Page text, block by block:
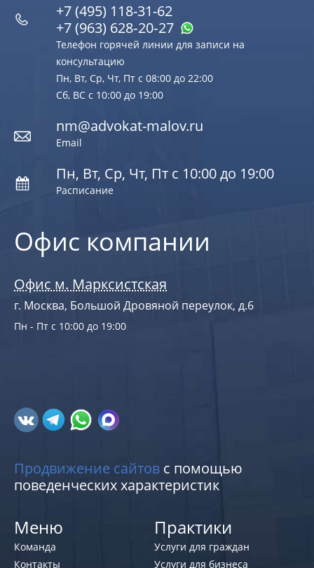
Офис компании
Офис м. Марксистская
г. Москва, Большой Дровяной переулок, д.6
Пн - Пт с 10:00 до 19:00
+7 (495) 118-31-62
+7 (963) 628‑20‑27
Телефон горячей линии для записи на
консультацию
Пн, Вт, Ср, Чт, Пт с 08:00 до 22:00
Сб, ВС с 10:00 до 19:00
nm@advokat-malov.ru
Email
Пн, Вт, Ср, Чт, Пт с 10:00 до 19:00
Расписание
Продвижение сайтов с помощью
поведенческих характеристик
Меню
Команда
Контакты
Практики
Услуги для граждан
Услуги для бизнеса